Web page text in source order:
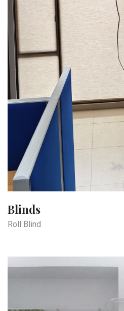
Blinds
Roll Blind